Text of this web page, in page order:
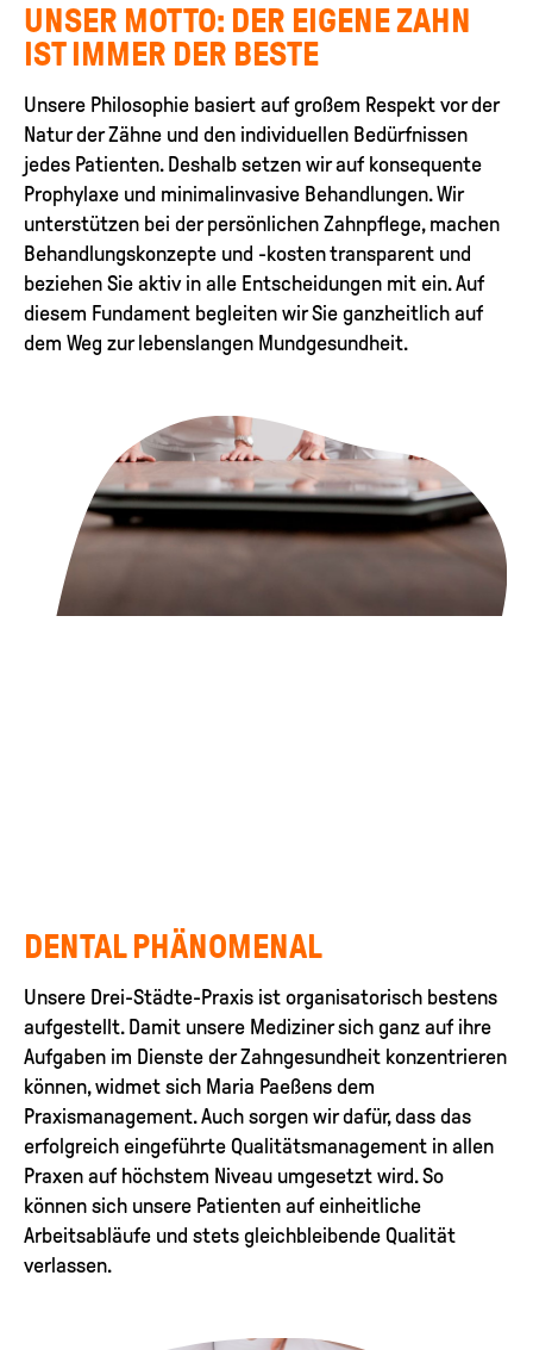
UNSER MOTTO: DER EIGENE ZAHN
IST IMMER DER BESTE
Unsere Philosophie basiert auf großem Respekt vor der
Natur der Zähne und den individuellen Bedürfnissen
jedes Patienten. Deshalb setzen wir auf konsequente
Prophylaxe und minimalinvasive Behandlungen. Wir
unterstützen bei der persönlichen Zahnpflege, machen
Behandlungskonzepte und -kosten transparent und
beziehen Sie aktiv in alle Entscheidungen mit ein. Auf
diesem Fundament begleiten wir Sie ganzheitlich auf
dem Weg zur lebenslangen Mundgesundheit.
DENTAL PHÄNOMENAL
Unsere Drei-Städte-Praxis ist organisatorisch bestens
aufgestellt. Damit unsere Mediziner sich ganz auf ihre
Aufgaben im Dienste der Zahngesundheit konzentrieren
können, widmet sich Maria Paeßens dem
Praxismanagement. Auch sorgen wir dafür, dass das
erfolgreich eingeführte Qualitätsmanagement in allen
Praxen auf höchstem Niveau umgesetzt wird. So
können sich unsere Patienten auf einheitliche
Arbeitsabläufe und stets gleichbleibende Qualität
verlassen.